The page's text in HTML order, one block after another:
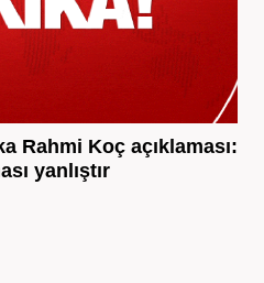
Rahmi Koç açıklaması:
yanlıştır